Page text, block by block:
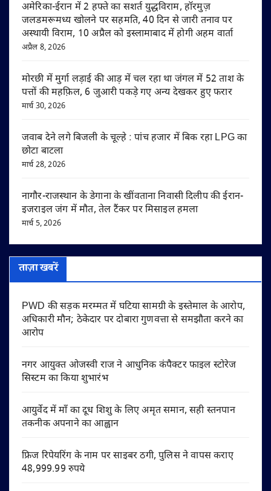
अमेरिका-ईरान में 2 हफ्ते का सशर्त युद्धविराम, हॉरमुज़
जलडमरूमध्य खोलने पर सहमति, 40 दिन से जारी तनाव पर
अस्थायी विराम, 10 अप्रैल को इस्लामाबाद में होगी अहम वार्ता
अप्रैल 8, 2026
मोरछी में मुर्गा लड़ाई की आड़ में चल रहा था जंगल में 52 ताश के
पत्तों की महफ़िल, 6 जुआरी पकड़े गए अन्य देखकर हुए फरार
मार्च 30, 2026
जवाब देने लगे बिजली के चूल्हे : पांच हजार में बिक रहा LPG का
छोटा बाटला
मार्च 28, 2026
नागौर-राजस्थान के डेगाना के खींवताना निवासी दिलीप की ईरान-
इजराइल जंग में मौत, तेल टैंकर पर मिसाइल हमला
मार्च 5, 2026
ताज़ा खबरें
PWD की सड़क मरम्मत में घटिया सामग्री के इस्तेमाल के आरोप,
अधिकारी मौन; ठेकेदार पर दोबारा गुणवत्ता से समझौता करने का
आरोप
नगर आयुक्त ओजस्वी राज ने आधुनिक कंपैक्टर फाइल स्टोरेज
सिस्टम का किया शुभारंभ
आयुर्वेद में माँ का दूध शिशु के लिए अमृत समान, सही स्तनपान
तकनीक अपनाने का आह्वान
फ्रिज रिपेयरिंग के नाम पर साइबर ठगी, पुलिस ने वापस कराए
48,999.99 रुपये